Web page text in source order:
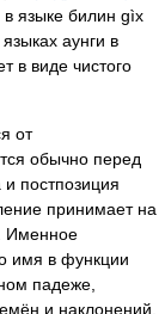
языке билин gìx
языках аунги в
в виде чистого
от
обычно перед
постпозиция
принимает на
Именное
имя в функции
падеже,
и наклонений,